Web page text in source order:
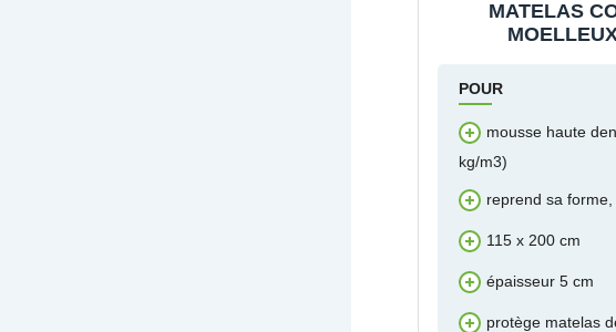
MATELAS
POUR
mousse haute
kg/m3)
reprend sa
115 x 200 cm
épaisseur 5 cm
protège matelas